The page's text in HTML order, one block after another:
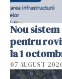
Nou
pentru
la 1
07 AUGUST